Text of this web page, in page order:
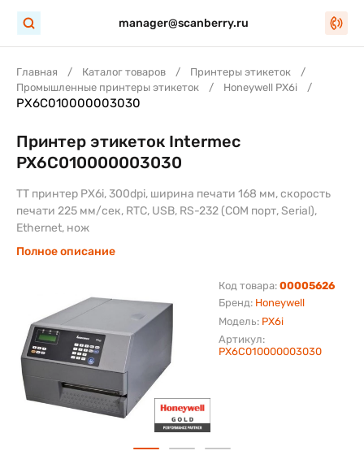
manager@scanberry.ru
Главная Каталог товаров
Принтеры этикеток
Промышленные принтеры этикеток
Honeywell PX6i
PX6C010000003030
Бренд: Honeywell
Модель: PX6i
Код товара: 00005626
Артикул:
PX6C010000003030
Принтер этикеток Intermec
PX6C010000003030
TT принтер PX6i, 300dpi, ширина печати 168 мм, скорость
печати 225 мм/сек, RTC, USB, RS-232 (COM порт, Serial),
Ethernet, нож
Полное описание